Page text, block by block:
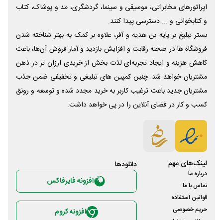
اپراتورهای مخابراتی، موسیقی و سینما، گردشگری، مد و پوشاک، کتاب
و کتابخوانی و ... دسترسی پیدا کنند.
بستر تبلیغ بر پایه بن هدیه و آفر، علاوه بر کمک به بهتر شناخته شدن
فروشگاه ها در صحنه رقابت و افزایش بازدید و آمار فروش آن‌ها، باعث
کاهش هزینه و ایجاد تجربه‌ای لذت بخش از خریدی ارزان تر در ذهن
مشتریان خواهد شد. چنین کمپین های تبلیغی و تخفیفی ضمن جذب
مشتریان جدید باعث ترغیب کاربر به خرید مجدد شده و توسعه و رونق
کسب و کار در فضای آنلاین را در پی خواهد داشت.
لینک‌های مهم
درباره ما
تماس با ما
قوانین استفاده
حریم خصوصی
دانلود‌ها
افزونه فایرفاکس
افزونه کروم